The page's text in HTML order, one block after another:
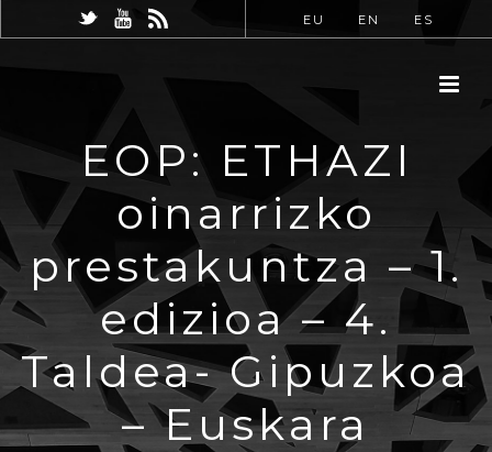
EU EN ES
EOP: ETHAZI
oinarrizko
prestakuntza – 1.
edizioa – 4.
Taldea- Gipuzkoa
– Euskara